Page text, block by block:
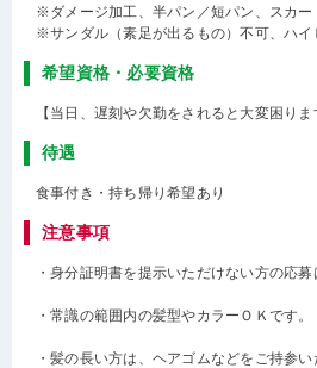
※ダメージ加工、半パン／短パン、スカー
※サンダル（素足が出るもの）不可、ハイ
希望資格・必要資格
【当日、遅刻や欠勤をされると大変困り
待遇
食事付き・持ち帰り希望あり
注意事項
・身分証明書を提示いただけない方の応募
・常識の範囲内の髪型やカラーＯＫです。
・髪の長い方は、ヘアゴムなどをご持参